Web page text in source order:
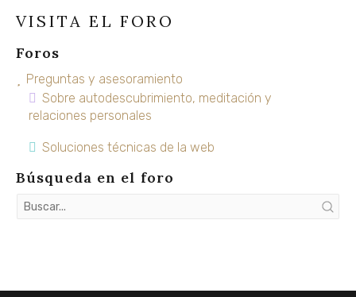
VISITA EL FORO
Foros
Preguntas y asesoramiento
Sobre autodescubrimiento, meditación y
relaciones personales
Soluciones técnicas de la web
Búsqueda en el foro